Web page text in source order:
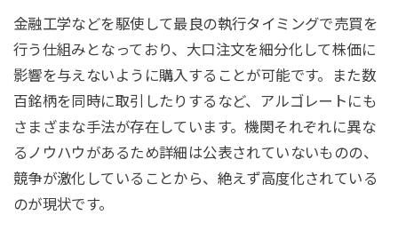
金融工学などを駆使して最良の執行タイミングで売買を
行う仕組みとなっており、大口注文を細分化して株価に
影響を与えないように購入することが可能です。また数
百銘柄を同時に取引したりするなど、アルゴレートにも
さまざまな手法が存在しています。機関それぞれに異な
るノウハウがあるため詳細は公表されていないものの、
競争が激化していることから、絶えず高度化されている
のが現状です。